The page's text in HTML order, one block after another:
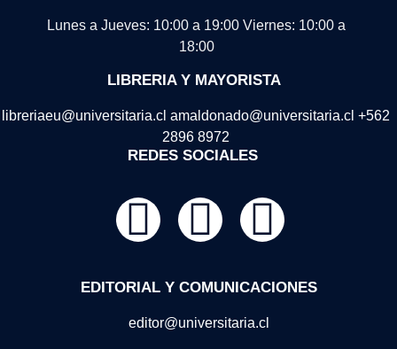
Lunes a Jueves: 10:00 a 19:00 Viernes: 10:00 a
18:00
LIBRERIA Y MAYORISTA
libreriaeu@universitaria.cl amaldonado@universitaria.cl +562
2896 8972
REDES SOCIALES
EDITORIAL Y COMUNICACIONES
editor@universitaria.cl